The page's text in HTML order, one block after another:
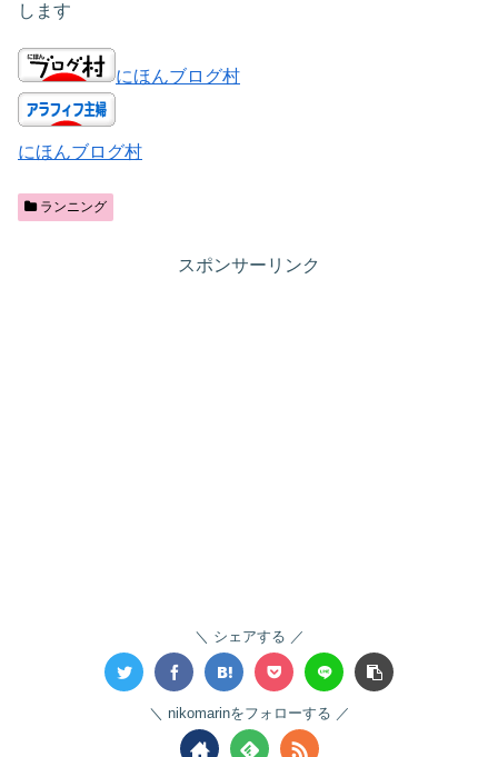
します
にほんブログ村
にほんブログ村
ランニング
スポンサーリンク
シェアする
nikomarinをフォローする